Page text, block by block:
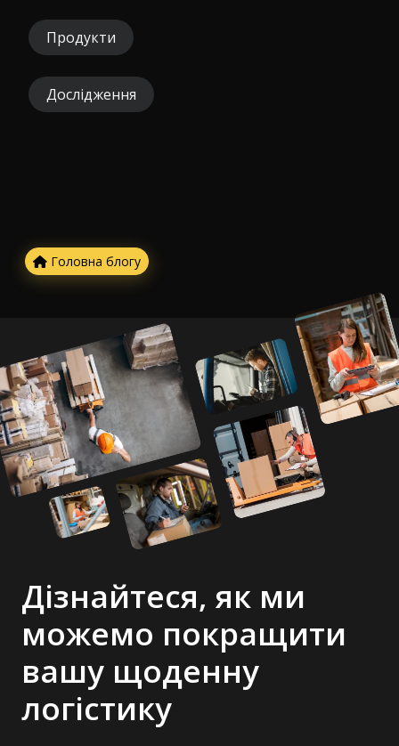
Продукти
Дослідження
Головна блогу
Дізнайтеся, як ми
можемо покращити
вашу щоденну
логістику